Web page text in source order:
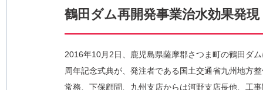
鶴田ダム再開発事業治水効果発
2016年10月2日、鹿児島県薩摩郡さつま町の鶴田ダ
周年記念式典が、発注者である国土交通省九州地方
常務、下保顧問、九州支店からは河野支店長他、工